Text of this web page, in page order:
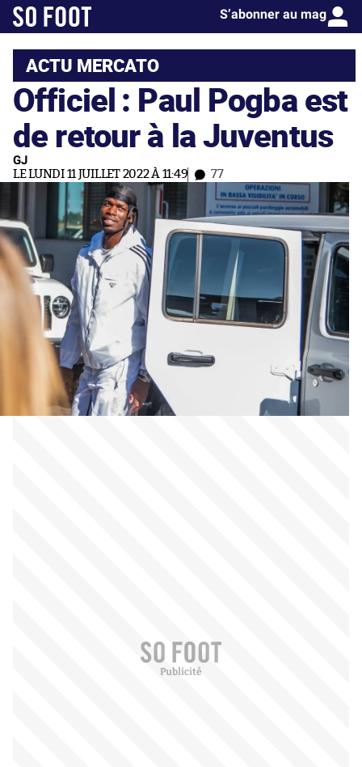
S’abonner au mag
ACTU MERCATO
Officiel : Paul Pogba est
de retour à la Juventus
GJ
LE LUNDI 11 JUILLET 2022 À 11:49 77